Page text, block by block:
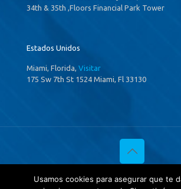
34th & 35th ,Floors Financial Park Tower
Estados Unidos
Miami, Florida, Visitar
175 Sw 7th St 1524 Miami, Fl 33130
© 2020 Investigaciones Estratégicas &
Reserved
Usamos cookies para asegurar que te